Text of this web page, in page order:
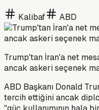
Kalibaf ABD
Trump'tan İran'a net
ancak askeri seçenek
ABD Başkanı Donald
tercih ettiğini ancak